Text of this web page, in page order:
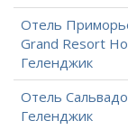
Отель
Grand Resort
Геленджик
Отель
Геленджик